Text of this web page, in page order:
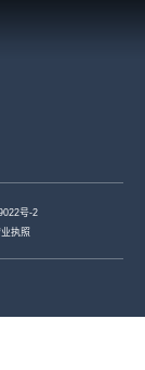
号-2
执照